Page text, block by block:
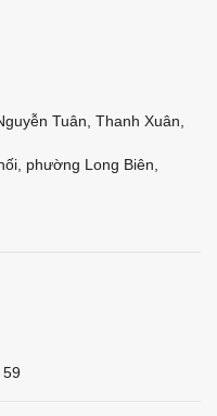
Tuân, Thanh Xuân,
phường Long Biên,
59